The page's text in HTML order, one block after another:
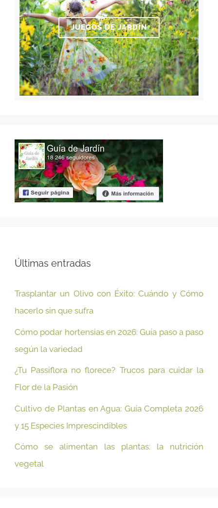
JUEGOS DE JARDÍN
Últimas entradas
Trasplantar un Olivo con Éxito: Cuándo y Cómo
hacerlo sin que sufra
Cómo podar hortensias en 2026: Guía paso a paso
según la variedad
¿Tu Passiflora no florece? Trucos para cuidar la
Flor de la Pasión
Cultivo de Plantas en Agua: Guía Completa 2026
y 15 Especies Imprescindibles
Cómo se alimentan las plantas: la nutrición
vegetal